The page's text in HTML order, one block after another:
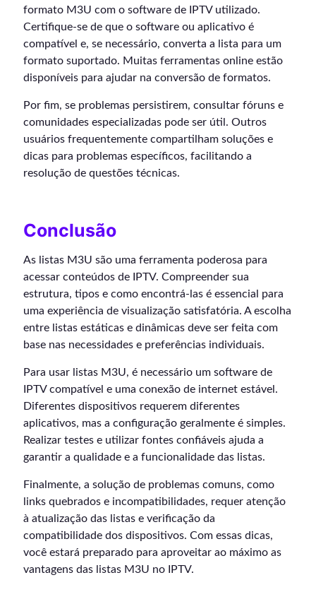
formato M3U com o software de IPTV utilizado.
Certifique-se de que o software ou aplicativo é
compatível e, se necessário, converta a lista para um
formato suportado. Muitas ferramentas online estão
disponíveis para ajudar na conversão de formatos.
Por fim, se problemas persistirem, consultar fóruns e
comunidades especializadas pode ser útil. Outros
usuários frequentemente compartilham soluções e
dicas para problemas específicos, facilitando a
resolução de questões técnicas.
Conclusão
As listas M3U são uma ferramenta poderosa para
acessar conteúdos de IPTV. Compreender sua
estrutura, tipos e como encontrá-las é essencial para
uma experiência de visualização satisfatória. A escolha
entre listas estáticas e dinâmicas deve ser feita com
base nas necessidades e preferências individuais.
Para usar listas M3U, é necessário um software de
IPTV compatível e uma conexão de internet estável.
Diferentes dispositivos requerem diferentes
aplicativos, mas a configuração geralmente é simples.
Realizar testes e utilizar fontes confiáveis ajuda a
garantir a qualidade e a funcionalidade das listas.
Finalmente, a solução de problemas comuns, como
links quebrados e incompatibilidades, requer atenção
à atualização das listas e verificação da
compatibilidade dos dispositivos. Com essas dicas,
você estará preparado para aproveitar ao máximo as
vantagens das listas M3U no IPTV.